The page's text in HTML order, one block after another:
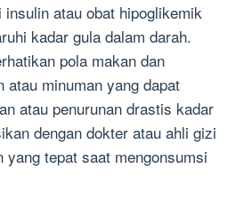
atau obat hipoglikemik
kadar gula dalam darah.
pola makan dan
atau minuman yang dapat
atau penurunan drastis kadar
dengan dokter atau ahli gizi
yang tepat saat mengonsumsi